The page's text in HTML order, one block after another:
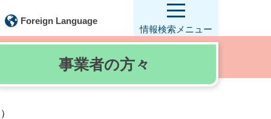
Foreign Language
情報検索 メニュー
事業者の方々